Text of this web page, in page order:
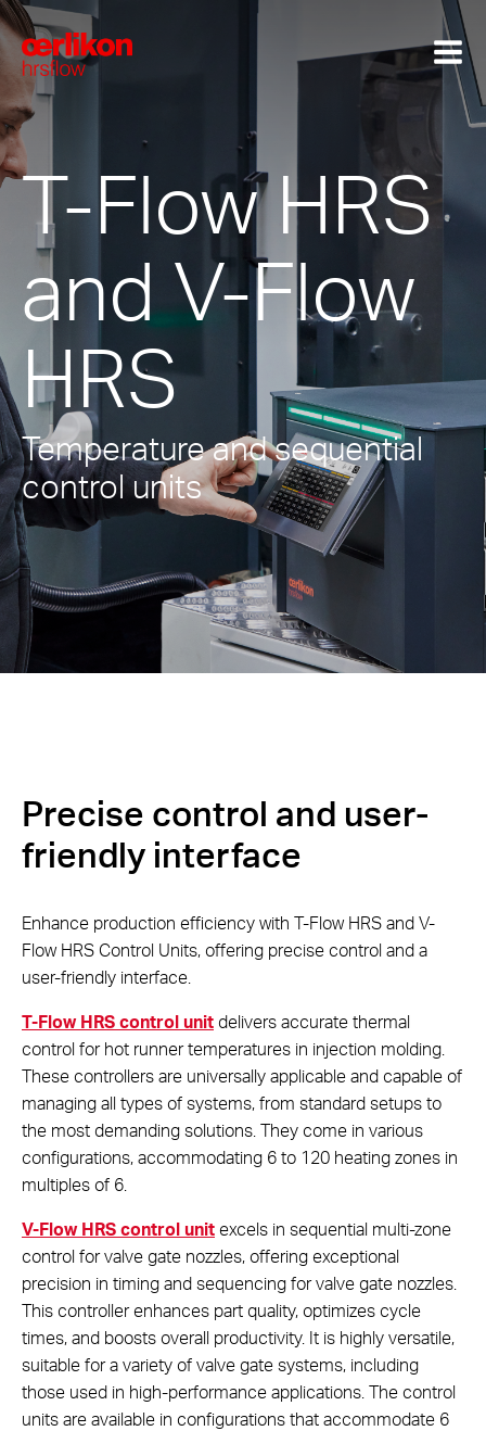
T-Flow HRS
and V-Flow
HRS
Temperature and sequential
control units
Precise control and user-
friendly interface
Enhance production efficiency with T-Flow HRS and V-
Flow HRS Control Units, offering precise control and a
user-friendly interface.
T-Flow HRS control unit delivers accurate thermal
control for hot runner temperatures in injection molding.
These controllers are universally applicable and capable of
managing all types of systems, from standard setups to
the most demanding solutions. They come in various
configurations, accommodating 6 to 120 heating zones in
multiples of 6.
V-Flow HRS control unit excels in sequential multi-zone
control for valve gate nozzles, offering exceptional
precision in timing and sequencing for valve gate nozzles.
This controller enhances part quality, optimizes cycle
times, and boosts overall productivity. It is highly versatile,
suitable for a variety of valve gate systems, including
those used in high-performance applications. The control
units are available in configurations that accommodate 6